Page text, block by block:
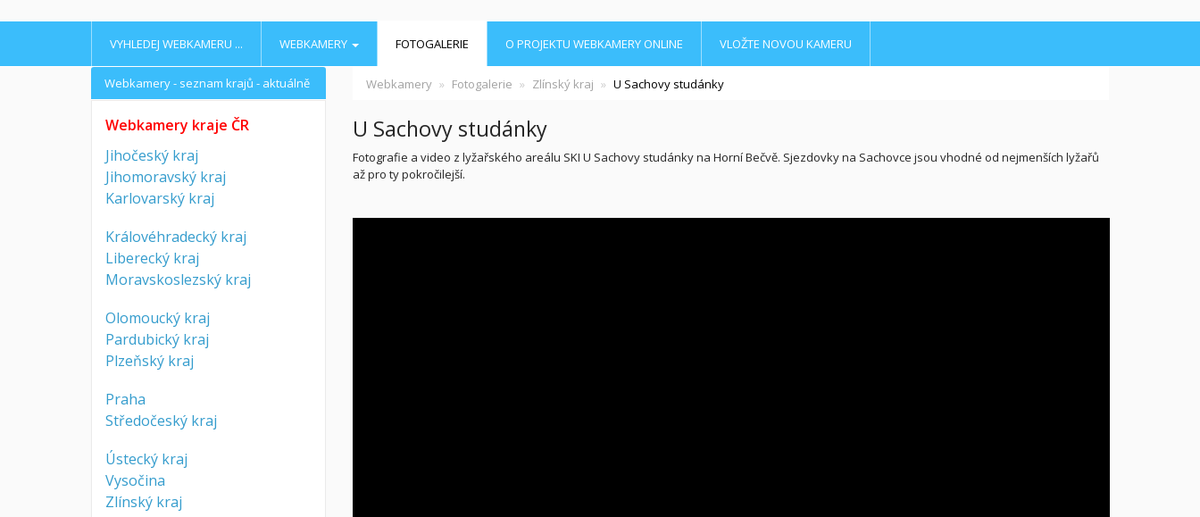
VYHLEDEJ WEBKAMERU ... WEBKAMERY FOTOGALERIE O PROJEKTU WEBKAMERY ONLINE VLOŽTE NOVOU KAMERU
Webkamery Fotogalerie Zlínský kraj U Sachovy studánky
U Sachovy studánky
Fotografie a video z lyžařského areálu SKI U Sachovy studánky na Horní Bečvě. Sjezdovky na Sachovce jsou vhodné od nejmenších lyžařů
až pro ty pokročilejší.
Webkamery - seznam krajů - aktuálně
Webkamery kraje ČR
Jihočeský kraj
Jihomoravský kraj
Karlovarský kraj
Královéhradecký kraj
Liberecký kraj
Moravskoslezský kraj
Olomoucký kraj
Pardubický kraj
Plzeňský kraj
Praha
Středočeský kraj
Ústecký kraj
Vysočina
Zlínský kraj